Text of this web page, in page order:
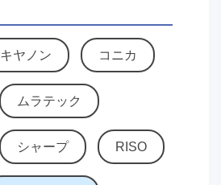
キヤノン コニカ
ムラテック
シャープ RISO